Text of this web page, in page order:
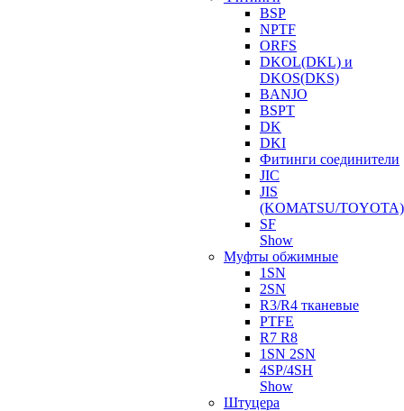
BSP
NPTF
ORFS
DKOL(DKL) и
DKOS(DKS)
BANJO
BSPT
DK
DKI
Фитинги соединители
JIC
JIS
(KOMATSU/TOYOTA)
SF
Show
Муфты обжимные
1SN
2SN
R3/R4 тканевые
PTFE
R7 R8
1SN 2SN
4SP/4SH
Show
Штуцера